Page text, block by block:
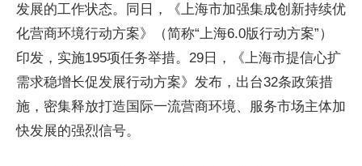
发展的工作状态。同日，《上海市加强集成创新持续优
化营商环境行动方案》（简称“上海6.0版行动方案”）
印发，实施195项任务举措。29日，《上海市提信心扩
需求稳增长促发展行动方案》发布，出台32条政策措
施，密集释放打造国际一流营商环境、服务市场主体加
快发展的强烈信号。